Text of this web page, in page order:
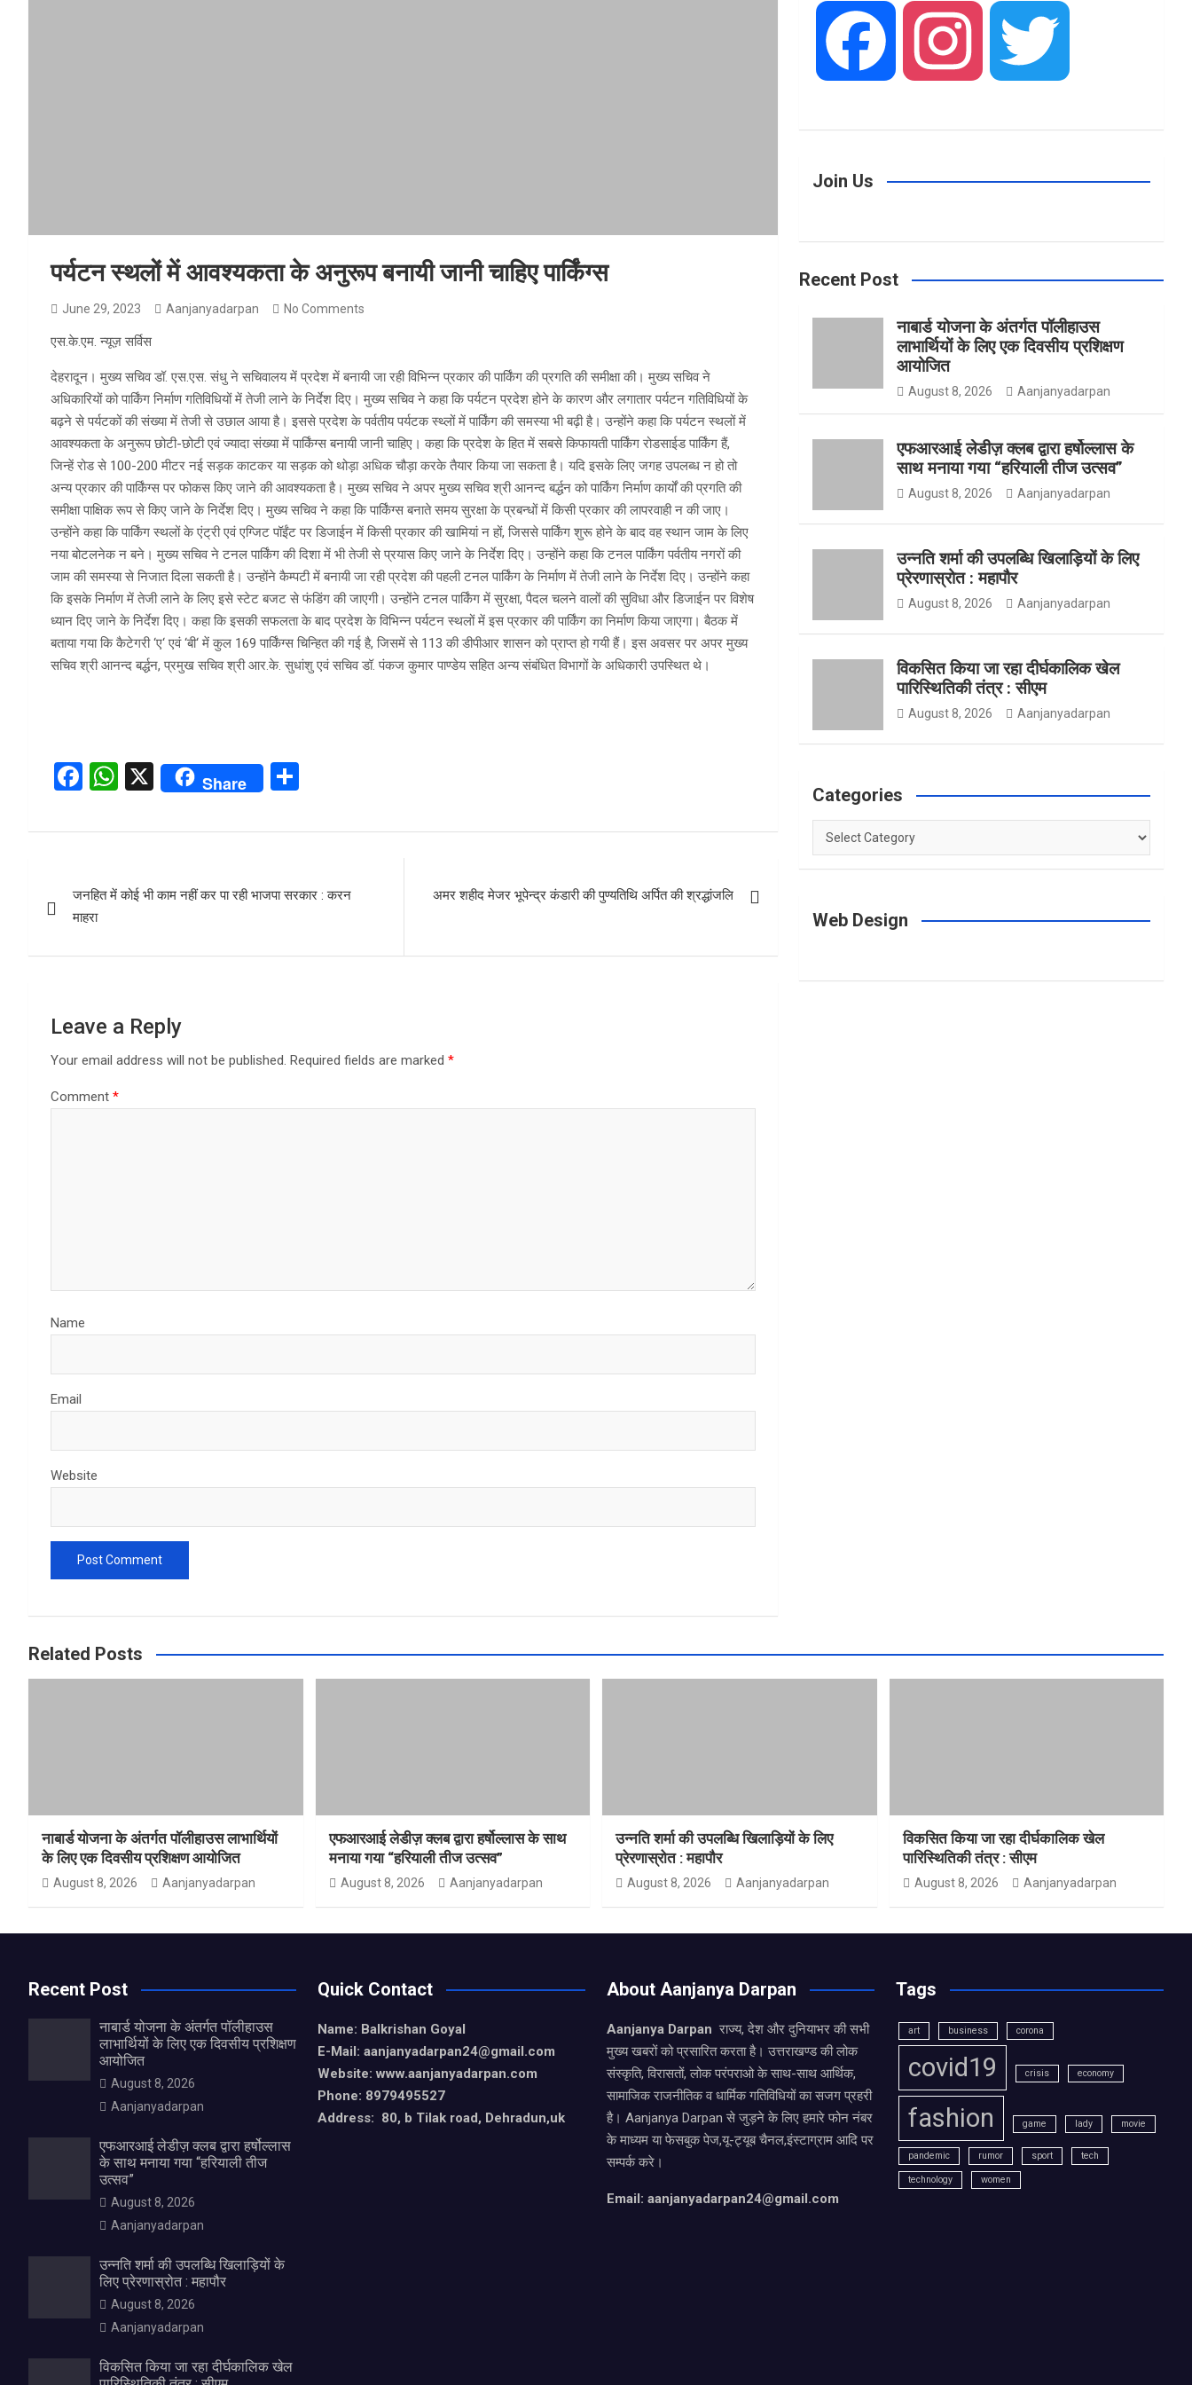
पर्यटन स्थलों में आवश्यकता के अनुरूप बनायी जानी चाहिए पार्किंग्स
June 29, 2023 Aanjanyadarpan No Comments
एस.के.एम. न्यूज़ सर्विस
देहरादून। मुख्य सचिव डॉ. एस.एस. संधु ने सचिवालय में प्रदेश में बनायी जा रही विभिन्न प्रकार की पार्किंग की प्रगति की समीक्षा की। मुख्य सचिव ने
अधिकारियों को पार्किंग निर्माण गतिविधियों में तेजी लाने के निर्देश दिए। मुख्य सचिव ने कहा कि पर्यटन प्रदेश होने के कारण और लगातार पर्यटन गतिविधियों के
बढ़ने से पर्यटकों की संख्या में तेजी से उछाल आया है। इससे प्रदेश के पर्वतीय पर्यटक स्थ्लों में पार्किंग की समस्या भी बढ़ी है। उन्होंने कहा कि पर्यटन स्थलों में
आवश्यकता के अनुरूप छोटी-छोटी एवं ज्यादा संख्या में पार्किंग्स बनायी जानी चाहिए। कहा कि प्रदेश के हित में सबसे किफायती पार्किंग रोडसाईड पार्किंग हैं,
जिन्हें रोड से 100-200 मीटर नई सड़क काटकर या सड़क को थोड़ा अधिक चौड़ा करके तैयार किया जा सकता है। यदि इसके लिए जगह उपलब्ध न हो तो
अन्य प्रकार की पार्किंग्स पर फोकस किए जाने की आवश्यकता है। मुख्य सचिव ने अपर मुख्य सचिव श्री आनन्द बर्द्धन को पार्किंग निर्माण कार्यों की प्रगति की
समीक्षा पाक्षिक रूप से किए जाने के निर्देश दिए। मुख्य सचिव ने कहा कि पार्किंग्स बनाते समय सुरक्षा के प्रबन्धों में किसी प्रकार की लापरवाही न की जाए।
उन्होंने कहा कि पार्किंग स्थलों के एंट्री एवं एग्जिट पॉईंट पर डिजाईन में किसी प्रकार की खामियां न हों, जिससे पार्किंग शुरू होने के बाद वह स्थान जाम के लिए
नया बोटलनेक न बने। मुख्य सचिव ने टनल पार्किंग की दिशा में भी तेजी से प्रयास किए जाने के निर्देश दिए। उन्होंने कहा कि टनल पार्किंग पर्वतीय नगरों की
जाम की समस्या से निजात दिला सकती है। उन्होंने कैम्पटी में बनायी जा रही प्रदेश की पहली टनल पार्किंग के निर्माण में तेजी लाने के निर्देश दिए। उन्होंने कहा
कि इसके निर्माण में तेजी लाने के लिए इसे स्टेट बजट से फंडिंग की जाएगी। उन्होंने टनल पार्किंग में सुरक्षा, पैदल चलने वालों की सुविधा और डिजाईन पर विशेष
ध्यान दिए जाने के निर्देश दिए। कहा कि इसकी सफलता के बाद प्रदेश के विभिन्न पर्यटन स्थलों में इस प्रकार की पार्किंग का निर्माण किया जाएगा। बैठक में
बताया गया कि कैटेगरी ‘ए‘ एवं ‘बी‘ में कुल 169 पार्किंग्स चिन्हित की गई है, जिसमें से 113 की डीपीआर शासन को प्राप्त हो गयी हैं। इस अवसर पर अपर मुख्य
सचिव श्री आनन्द बर्द्धन, प्रमुख सचिव श्री आर.के. सुधांशु एवं सचिव डॉ. पंकज कुमार पाण्डेय सहित अन्य संबंधित विभागों के अधिकारी उपस्थित थे।
F
ce
o
o
k
W
at
A
p
X Share
ar
navigation
जनहित में कोई भी काम नहीं कर पा रही भाजपा सरकार : करन
माहरा
अमर शहीद मेजर भूपेन्द्र कंडारी की पुण्यतिथि अर्पित की श्रद्धांजलि
Leave a Reply
Your email address will not be published. Required fields are marked *
Comment *
Name
Email
Website
e
b
o
o
k
t
g
r
a
m
t
e
r
Join Us
Recent Post
नाबार्ड योजना के अंतर्गत पॉलीहाउस
लाभार्थियों के लिए एक दिवसीय प्रशिक्षण
आयोजित
August 8, 2026 Aanjanyadarpan
एफआरआई लेडीज़ क्लब द्वारा हर्षोल्लास के
साथ मनाया गया “हरियाली तीज उत्सव”
August 8, 2026 Aanjanyadarpan
उन्नति शर्मा की उपलब्धि खिलाड़ियों के लिए
प्रेरणास्रोत : महापौर
August 8, 2026 Aanjanyadarpan
विकसित किया जा रहा दीर्घकालिक खेल
पारिस्थितिकी तंत्र : सीएम
August 8, 2026 Aanjanyadarpan
Categories
Categories
Web Design
Related Posts
नाबार्ड योजना के अंतर्गत पॉलीहाउस लाभार्थियों
के लिए एक दिवसीय प्रशिक्षण आयोजित
August 8, 2026 Aanjanyadarpan
एफआरआई लेडीज़ क्लब द्वारा हर्षोल्लास के साथ
मनाया गया “हरियाली तीज उत्सव”
August 8, 2026 Aanjanyadarpan
उन्नति शर्मा की उपलब्धि खिलाड़ियों के लिए
प्रेरणास्रोत : महापौर
August 8, 2026 Aanjanyadarpan
विकसित किया जा रहा दीर्घकालिक खेल
पारिस्थितिकी तंत्र : सीएम
August 8, 2026 Aanjanyadarpan
Recent Post
नाबार्ड योजना के अंतर्गत पॉलीहाउस
लाभार्थियों के लिए एक दिवसीय प्रशिक्षण
आयोजित
August 8, 2026
Aanjanyadarpan
एफआरआई लेडीज़ क्लब द्वारा हर्षोल्लास
के साथ मनाया गया “हरियाली तीज
उत्सव”
August 8, 2026
Aanjanyadarpan
उन्नति शर्मा की उपलब्धि खिलाड़ियों के
लिए प्रेरणास्रोत : महापौर
August 8, 2026
Aanjanyadarpan
विकसित किया जा रहा दीर्घकालिक खेल
Quick Contact
Name: Balkrishan Goyal
E-Mail: aanjanyadarpan24@gmail.com
Website: www.aanjanyadarpan.com
Phone: 8979495527
Address: 80, b Tilak road, Dehradun,uk
About Aanjanya Darpan
Aanjanya Darpan राज्य, देश और दुनियाभर की सभी
मुख्य खबरों को प्रसारित करता है। उत्तराखण्ड की लोक
संस्कृति, विरासतों, लोक परंपराओ के साथ-साथ आर्थिक,
सामाजिक राजनीतिक व धार्मिक गतिविधियों का सजग प्रहरी
है। Aanjanya Darpan से जुड़ने के लिए हमारे फोन नंबर
के माध्यम या फेसबुक पेज,यू-ट्यूब चैनल,इंस्टाग्राम आदि पर
सम्पर्क करे।
Email: aanjanyadarpan24@gmail.com
Tags
art business corona
covid19 crisis economy
fashion game lady movie
pandemic rumor sport tech
technology women